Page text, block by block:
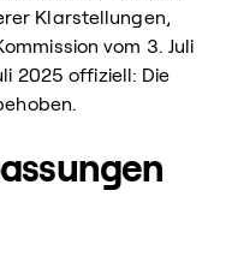
Klarstellungen,
vom 3. Juli
2025 offiziell: Die